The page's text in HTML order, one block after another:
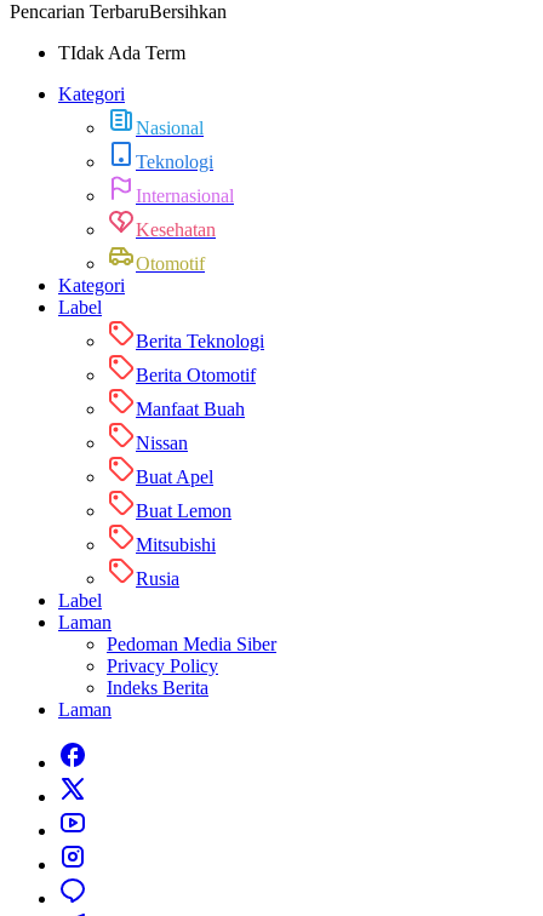
Pencarian TerbaruBersihkan
TIdak Ada Term
Kategori
Nasional
Teknologi
Internasional
Kesehatan
Otomotif
Kategori
Label
Berita Teknologi
Berita Otomotif
Manfaat Buah
Nissan
Buat Apel
Buat Lemon
Mitsubishi
Rusia
Label
Laman
Pedoman Media Siber
Privacy Policy
Indeks Berita
Laman